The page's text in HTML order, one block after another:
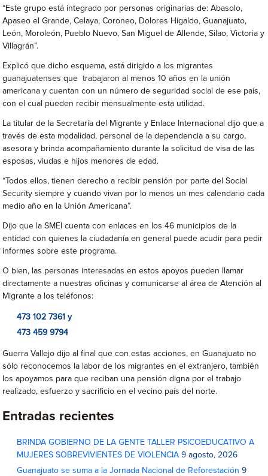
“Este grupo está integrado por personas originarias de: Abasolo,
Apaseo el Grande, Celaya, Coroneo, Dolores Higaldo, Guanajuato,
León, Moroleón, Pueblo Nuevo, San Miguel de Allende, Silao, Victoria y
Villagrán”.
Explicó que dicho esquema, está dirigido a los migrantes
guanajuatenses que trabajaron al menos 10 años en la unión
americana y cuentan con un número de seguridad social de ese país,
con el cual pueden recibir mensualmente esta utilidad.
La titular de la Secretaría del Migrante y Enlace Internacional dijo que a
través de esta modalidad, personal de la dependencia a su cargo,
asesora y brinda acompañamiento durante la solicitud de visa de las
esposas, viudas e hijos menores de edad.
“Todos ellos, tienen derecho a recibir pensión por parte del Social
Security siempre y cuando vivan por lo menos un mes calendario cada
medio año en la Unión Americana”.
Dijo que la SMEI cuenta con enlaces en los 46 municipios de la
entidad con quienes la ciudadanía en general puede acudir para pedir
informes sobre este programa.
O bien, las personas interesadas en estos apoyos pueden llamar
directamente a nuestras oficinas y comunicarse al área de Atención al
Migrante a los teléfonos:
473 102 7361 y
473 459 9794
Guerra Vallejo dijo al final que con estas acciones, en Guanajuato no
sólo reconocemos la labor de los migrantes en el extranjero, también
los apoyamos para que reciban una pensión digna por el trabajo
realizado, esfuerzo y sacrificio en el vecino país del norte.
Entradas recientes
BRINDA GOBIERNO DE LA GENTE TALLER PSICOEDUCATIVO A
MUJERES SOBREVIVIENTES DE VIOLENCIA 9 agosto, 2026
Guanajuato se suma a la Jornada Nacional de Reforestación 9